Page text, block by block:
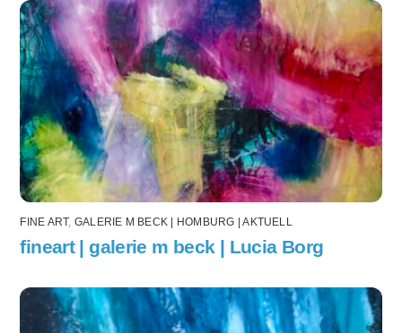
FINE ART, GALERIE M BECK | HOMBURG | AKTUELL
fineart | galerie m beck | Lucia Borg